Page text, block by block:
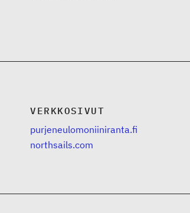
VERKKOSIVUT
purjeneulomoniiniranta.fi
northsails.com